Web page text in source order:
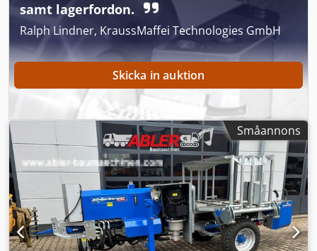
samt lagerfordon.
Ralph Lindner, KraussMaffei Technologies GmbH
Skicka in auktion
Småannons